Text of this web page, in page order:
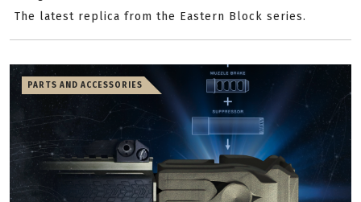
The latest replica from the Eastern Block series.
PARTS AND ACCESSORIES